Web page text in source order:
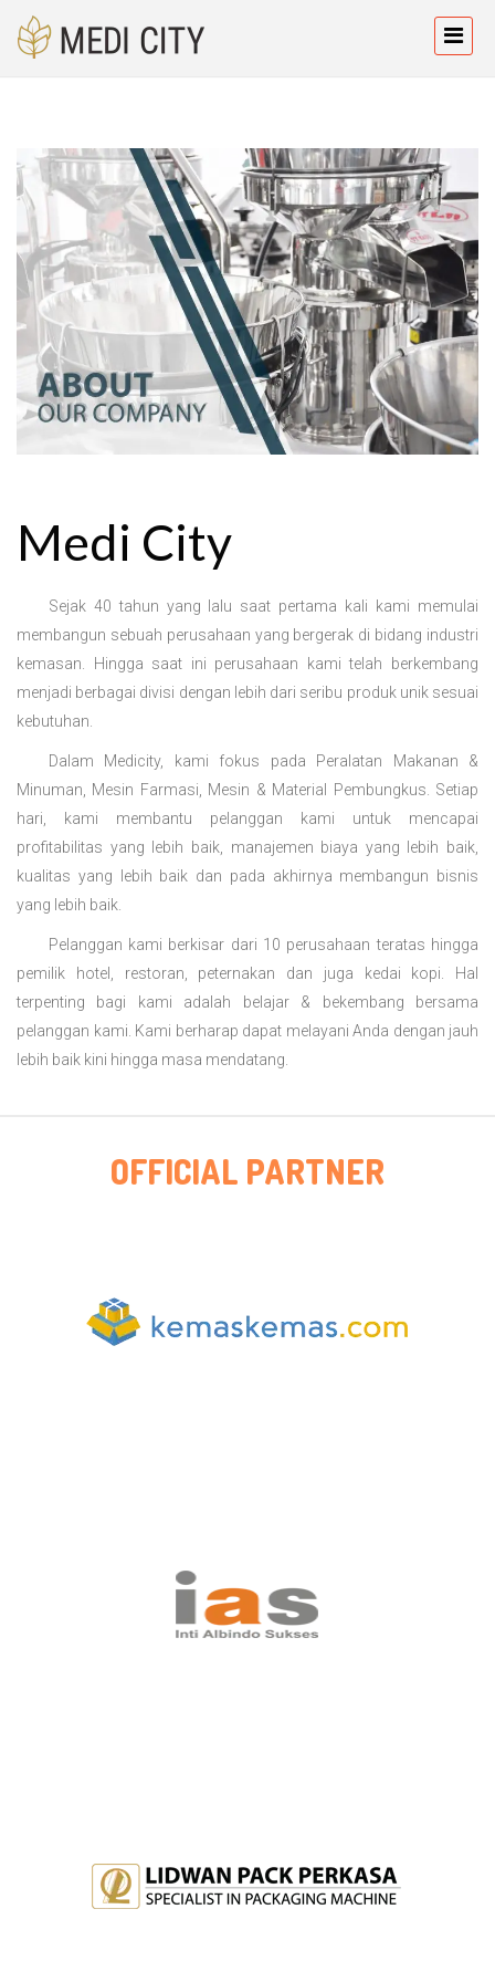
Medi City
Sejak 40 tahun yang lalu saat pertama kali kami memulai
membangun sebuah perusahaan yang bergerak di bidang industri
kemasan. Hingga saat ini perusahaan kami telah berkembang
menjadi berbagai divisi dengan lebih dari seribu produk unik sesuai
kebutuhan.
Dalam Medicity, kami fokus pada Peralatan Makanan &
Minuman, Mesin Farmasi, Mesin & Material Pembungkus. Setiap
hari, kami membantu pelanggan kami untuk mencapai
profitabilitas yang lebih baik, manajemen biaya yang lebih baik,
kualitas yang lebih baik dan pada akhirnya membangun bisnis
yang lebih baik.
Pelanggan kami berkisar dari 10 perusahaan teratas hingga
pemilik hotel, restoran, peternakan dan juga kedai kopi. Hal
terpenting bagi kami adalah belajar & bekembang bersama
pelanggan kami. Kami berharap dapat melayani Anda dengan jauh
lebih baik kini hingga masa mendatang.
OFFICIAL PARTNER